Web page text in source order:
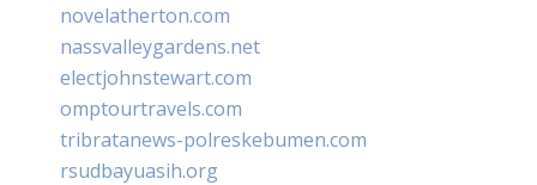
novelatherton.com
nassvalleygardens.net
electjohnstewart.com
omptourtravels.com
tribratanews-polreskebumen.com
rsudbayuasih.org